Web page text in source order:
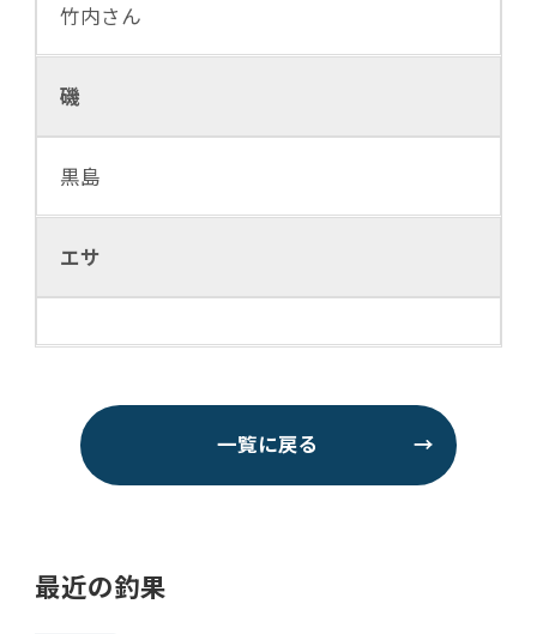
竹内さん
磯
黒島
エサ
一覧に戻る →
最近の釣果